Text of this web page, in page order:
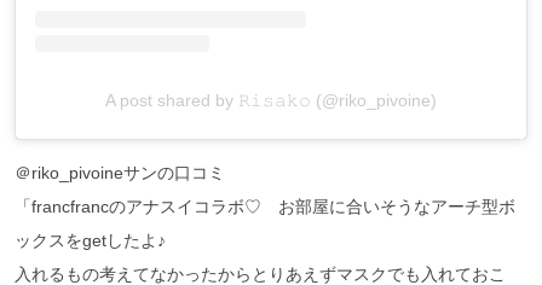
A post shared by 𝚁𝚒𝚜𝚊𝚔𝚘 (@riko_pivoine)
＠riko_pivoineサンの口コミ
「francfrancのアナスイコラボ♡ お部屋に合いそうなアーチ型ボ
ックスをgetしたよ♪
入れるもの考えてなかったからとりあえずマスクでも入れておこ